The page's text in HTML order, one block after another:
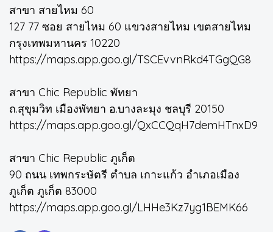
สาขา สายไหม 60
127 77 ซอย สายไหม 60 แขวงสายไหม เขตสายไหม
กรุงเทพมหานคร 10220
https://maps.app.goo.gl/TSCEvvnRkd4TGgQG8
สาขา Chic Republic พัทยา
ถ.สุขุมวิท เมืองพัทยา อ.บางละมุง ชลบุรี 20150
https://maps.app.goo.gl/QxCCQqH7demHTnxD9
สาขา Chic Republic ภูเก็ต
90 ถนน เทพกระษัตรี ตำบล เกาะแก้ว อำเภอเมือง
ภูเก็ต ภูเก็ต 83000
https://maps.app.goo.gl/LHHe3Kz7yg1BEMK66